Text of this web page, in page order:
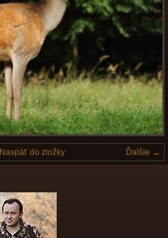
Ďalšie →
Naspäť do zložky